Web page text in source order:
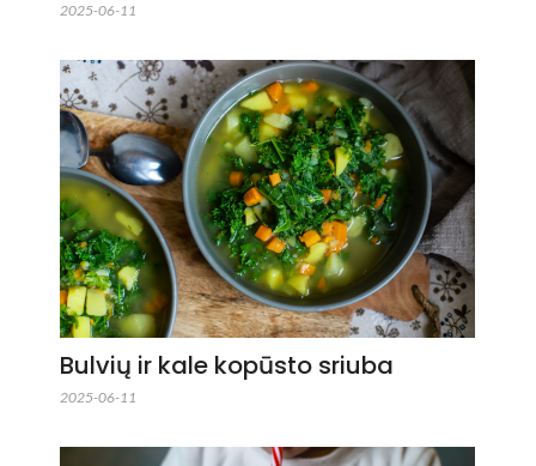
2025-06-11
Bulvių ir kale kopūsto sriuba
2025-06-11